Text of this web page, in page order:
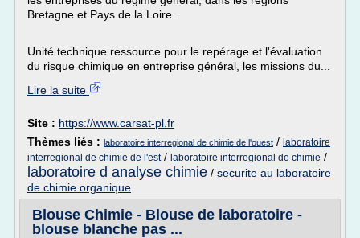
Bretagne et Pays de la Loire.
Unité technique ressource pour le repérage et l'évaluation
du risque chimique en entreprise général, les missions du...
Lire la suite
Site : https://www.carsat-pl.fr
Thèmes liés : laboratoire interregional de chimie de l'ouest / laboratoire
interregional de chimie de l'est/ laboratoire interregional de chimie /
laboratoire d analyse chimie / securite au laboratoire
de chimie organique
Blouse Chimie - Blouse de laboratoire -
blouse blanche pas ...